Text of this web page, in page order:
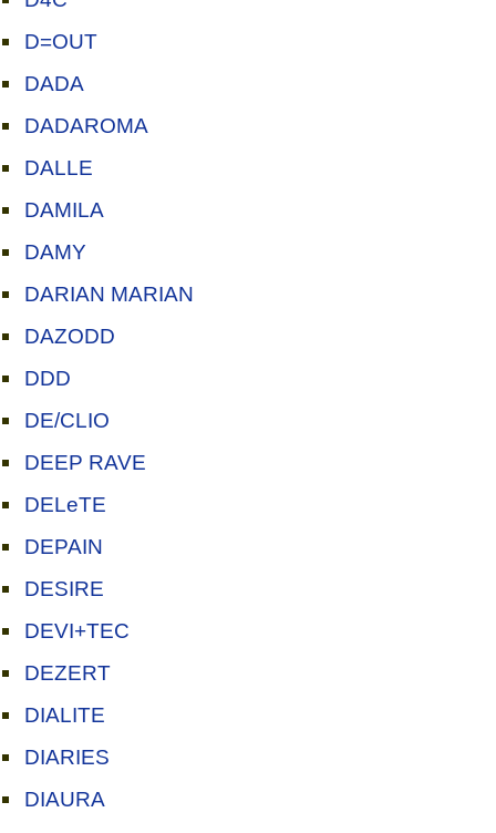
D=OUT
DADA
DADAROMA
DALLE
DAMILA
DAMY
DARIAN MARIAN
DAZODD
DDD
DE/CLIO
DEEP RAVE
DELeTE
DEPAIN
DESIRE
DEVI+TEC
DEZERT
DIALITE
DIARIES
DIAURA